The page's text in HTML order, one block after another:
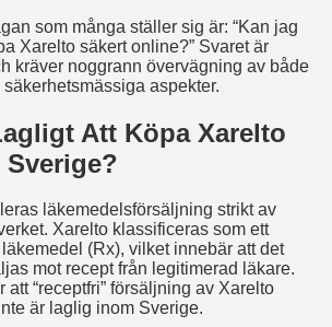
som många ställer sig är: “Kan jag
Xarelto säkert online?” Svaret är
kräver noggrann övervägning av både
aspekter.
Att Köpa Xarelto
läkemedelsförsäljning strikt av
Xarelto klassificeras som ett
(Rx), vilket innebär att det
mot recept från legitimerad läkare.
att “receptfri” försäljning av Xarelto
är laglig inom Sverige.